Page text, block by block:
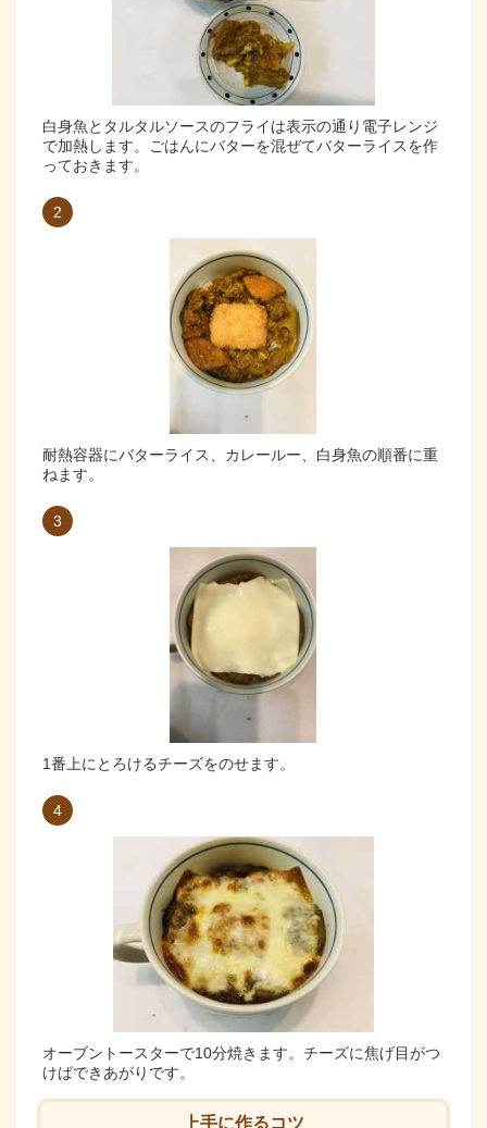
白身魚とタルタルソースのフライは表示の通り電子レンジ
で加熱します。ごはんにバターを混ぜてバターライスを作
っておきます。
2
耐熱容器にバターライス、カレールー、白身魚の順番に重
ねます。
3
1番上にとろけるチーズをのせます。
4
オーブントースターで10分焼きます。チーズに焦げ目がつ
けばできあがりです。
上手に作るコツ